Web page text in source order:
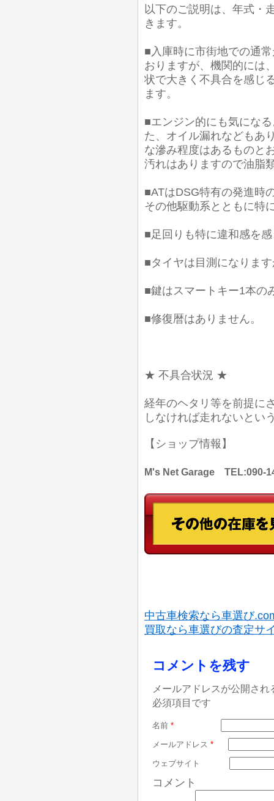
以下のご説明は、年式・
きます。
■入庫時に市街地での通
おりますが、機関的には
状で大きく不具合を感じ
ます。
■エンジン的にも気にな
た、オイル漏れなどもあ
な滲み程度はあるものと
汚れはありますので油脂
■ATはDSG特有の発進時
その他駆動系とともに特
■足回りも特に違和感を
■タイヤは目測になりま
■鍵はスマートキー1本の
■修復暦はありません。
★ 不具合状況 ★
経年のヘタリ等を前提に
しなければ走れないとい
【ショップ情報】
M's Net Garage TEL:090-
中古車検索なら車選び
買取なら車選びの査定サ
コメントを残す
メールアドレスが公開さ
必須項目です
名前 *
メールアドレス *
ウェブサイト
コメント